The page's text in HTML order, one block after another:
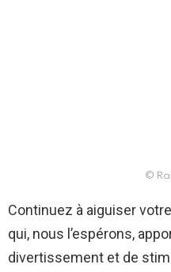
©
Continuez à aiguiser
qui, nous l’espérons,
divertissement et de